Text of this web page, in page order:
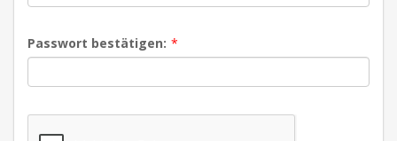
Passwort bestätigen: *